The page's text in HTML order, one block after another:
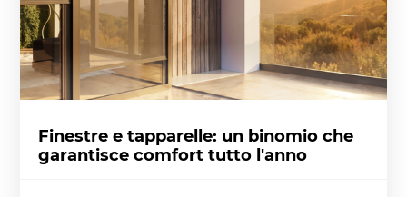
Finestre e tapparelle: un binomio che
garantisce comfort tutto l'anno